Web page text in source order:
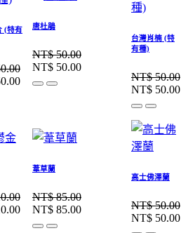
(特有
唐杜鵑
NT$50.00
NT$ 50.00
台灣肖楠 (特
有種)
NT$50.00
NT$ 50.00
葦草蘭
NT$85.00
NT$ 85.00
高士佛澤蘭
NT$50.00
NT$ 50.00